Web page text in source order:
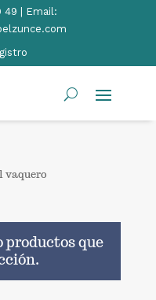
49 | Email:
vaquero
productos que